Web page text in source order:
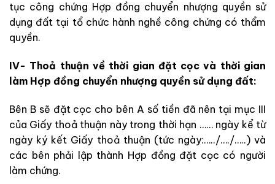
tục công chứng Hợp đồng chuyển nhượng quyền sử
dụng đất tại tổ chức hành nghề công chứng có thẩm
quyền.
IV- Thoả thuận về thời gian đặt cọc và thời gian
làm Hợp đồng chuyển nhượng quyền sử dụng đất:
Bên B sẽ đặt cọc cho bên A số tiền đã nên tại mục III
của Giấy thoả thuận này trong thời hạn …… ngày kể từ
ngày ký kết Giấy thoả thuận (tức ngày:…../…./…..) và
các bên phải lập thành Hợp đồng đặt cọc có người
làm chứng.